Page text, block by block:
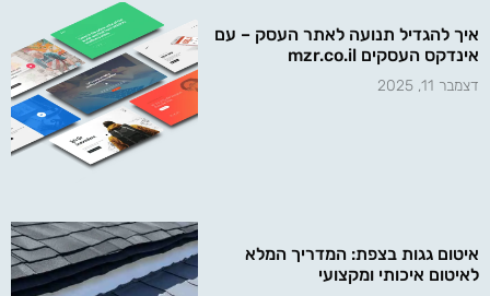
איך להגדיל תנועה לאתר העסק – עם
אינדקס העסקים mzr.co.il
דצמבר 11, 2025
איטום גגות בצפת: המדריך המלא
לאיטום איכותי ומקצועי